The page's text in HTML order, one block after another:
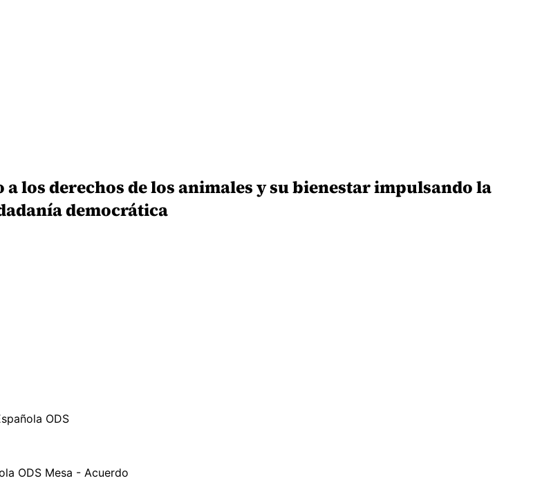
los derechos de los animales y su bienestar impulsando la
democrática
ODS
ODS Mesa - Acuerdo